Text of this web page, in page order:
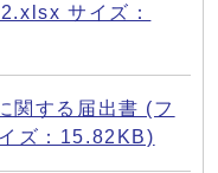
サイズ：
する届出書 (フ
ズ：15.82KB)